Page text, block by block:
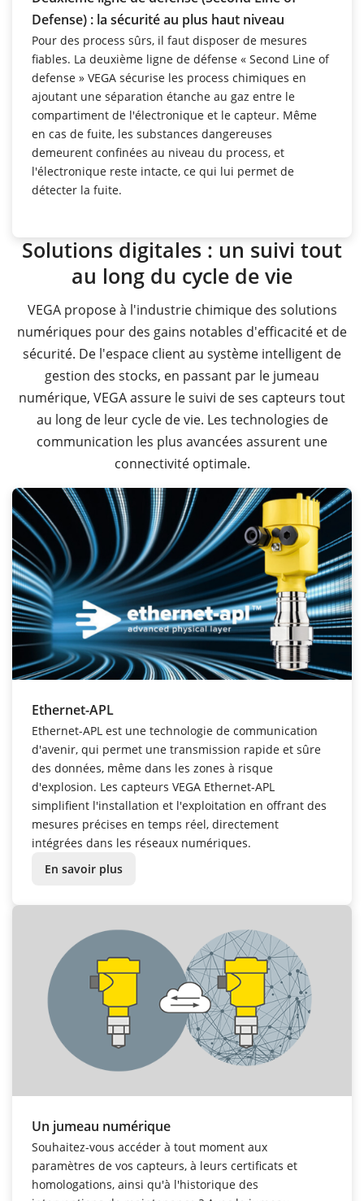
Defense) : la sécurité au plus haut niveau
Pour des process sûrs, il faut disposer de mesures
fiables. La deuxième ligne de défense « Second Line of
defense » VEGA sécurise les process chimiques en
ajoutant une séparation étanche au gaz entre le
compartiment de l'électronique et le capteur. Même
en cas de fuite, les substances dangereuses
demeurent confinées au niveau du process, et
l'électronique reste intacte, ce qui lui permet de
détecter la fuite.
Solutions digitales : un suivi tout
au long du cycle de vie
VEGA propose à l'industrie chimique des solutions
numériques pour des gains notables d'efficacité et de
sécurité. De l'espace client au système intelligent de
gestion des stocks, en passant par le jumeau
numérique, VEGA assure le suivi de ses capteurs tout
au long de leur cycle de vie. Les technologies de
communication les plus avancées assurent une
connectivité optimale.
Ethernet-APL
Ethernet-APL est une technologie de communication
d'avenir, qui permet une transmission rapide et sûre
des données, même dans les zones à risque
d'explosion. Les capteurs VEGA Ethernet-APL
simplifient l'installation et l'exploitation en offrant des
mesures précises en temps réel, directement
intégrées dans les réseaux numériques.
En savoir plus
Un jumeau numérique
Souhaitez-vous accéder à tout moment aux
paramètres de vos capteurs, à leurs certificats et
homologations, ainsi qu'à l'historique des